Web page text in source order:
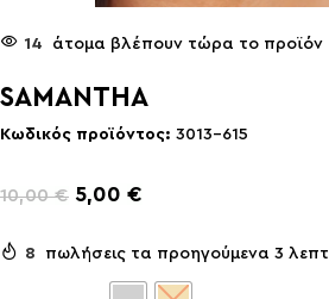
14 άτομα βλέπουν τώρα το προϊόν
SAMANTHA
Κωδικός προϊόντος: 3013-615
10,00€ 5,00 €
8 πωλήσεις τα προηγούμενα 3